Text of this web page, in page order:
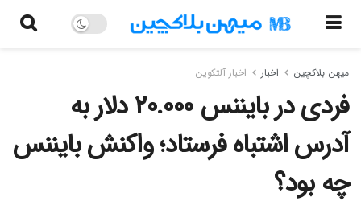
میهن بلاکچین اخبار اخبار آلتکوین
فردی در بایننس ۲۰.۰۰۰ دلار به
آدرس اشتباه فرستاد؛ واکنش بایننس
چه بود؟